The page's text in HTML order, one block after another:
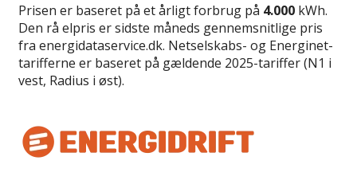
Prisen er baseret på et årligt forbrug på 4.000 kWh.
Den rå elpris er sidste måneds gennemsnitlige pris
fra energidataservice.dk. Netselskabs- og Energinet-
tarifferne er baseret på gældende 2025-tariffer (N1 i
vest, Radius i øst).